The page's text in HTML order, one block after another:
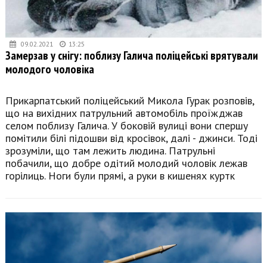
09.02.2021 13:25
Замерзав у снігу: поблизу Галича поліцейські врятували
молодого чоловіка
Прикарпатський поліцейський Микола Гурак розповів,
що на вихідних патрульний автомобіль проїжджав
селом поблизу Галича. У боковій вулиці вони спершу
помітили білі підошви від кросівок, далі - джинси. Тоді
зрозуміли, що там лежить людина. Патрульні
побачили, що добре одітий молодий чоловік лежав
горілиць. Ноги були прямі, а руки в кишенях куртк